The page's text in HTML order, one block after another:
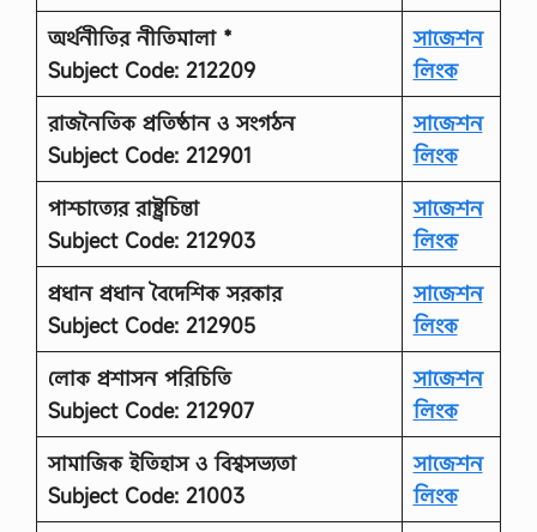
অর্থনীতির নীতিমালা *
Subject Code: 212209
সাজেশন
লিংক
রাজনৈতিক প্রতিষ্ঠান ও সংগঠন
Subject Code: 212901
সাজেশন
লিংক
পাশ্চাত্যের রাষ্ট্রচিন্তা
Subject Code: 212903
সাজেশন
লিংক
প্রধান প্রধান বৈদেশিক সরকার
Subject Code: 212905
সাজেশন
লিংক
লোক প্রশাসন পরিচিতি
Subject Code: 212907
সাজেশন
লিংক
সামাজিক ইতিহাস ও বিশ্বসভ্যতা
Subject Code: 21003
সাজেশন
লিংক